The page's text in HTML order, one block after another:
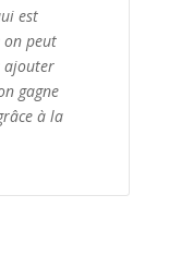
est
on peut
ajouter
gagne
à la